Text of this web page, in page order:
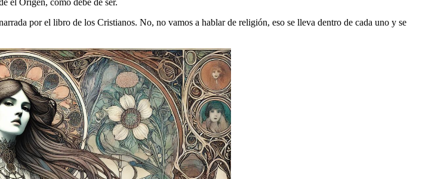
el Origen, como debe de ser.
por el libro de los Cristianos. No, no vamos a hablar de religión, eso se lleva dentro de cada uno y se